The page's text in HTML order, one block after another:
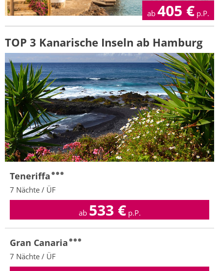
ab 405 € p.P.
TOP 3 Kanarische Inseln ab Hamburg
Teneriffa
7 Nächte / ÜF
ab 533 € p.P.
Gran Canaria
7 Nächte / ÜF